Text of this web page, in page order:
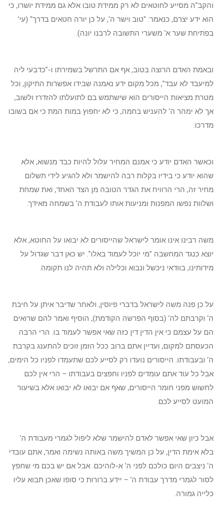
והקב"ה מסייע לחוטאים לא רק ממידת טובו אלא גם ממידת יושרו, כי
הוא ידע יצרם, כנאמר: "טוב וישר ה', על כן יורה חטאים בדרך" (עי'
בפתיחת שער א' משערי התשובה לרבנו יונה).
ובאמת האדם הרוצה בטוב, אף אם התרשל בשמירתו ו-"כדבעי ליה
למיעבד לא עבד", מכל מקום ידע נאמנה שבידו אפשרות התיקון, וכל
מטרת מציאות הייסורים הוא שישתמש בם לתועלתו להזדרז ולשוב,
אך לא ימהר ה' להעניש בחמה, כי לא יחפוץ במות המת כי אם בשובו
מדרכו.
וכאשר האדם יודע כי אמנם המחיר עלול להיות כבד מנשוא, אלא
שהוא יודע כי בידיו בקלות רבה להישמר ולא להגיע לידי תשלום
מחיר זה, הרי הרוויח את הגדר הטובה מן הצד האחד, ואת שמחת
ושלוות נפשו המפנות ומניעות אותו לעבודת ה' בשמחה מאידך.
משה רבינו אינו אומר לישראל שהייסורים לא יבואו על החוטא, אלא
יוצא כנגד המחשבה "מי יוכל לעמוד באלו". יש כאן דבר שגדול על
מידותינו, בוודאי ניכשל ונבוא וכלילה ולא תהיה לנו תקומה.
על כן פנה משה לישראל בדברי פיוסין, ולאחר שדיבר איתן על חיבת
ה' וקרבתם לה' (בסוף הפרשה הקודמת), הוסיף ואמר להם שרואים
הם על עצמם כי אין הדין דין כזה שאי אפשר לעמוד בו. הרי הרבה
הכעסתם למקום, ועדיין אתם ברוב ככל הזמן זוכים להתענג בקרבת
ה' ובעבודתו. הייסורים נועדו רק לסייע לכם שתעמדו לפניו כל הימים,
אבל כל עוד אתם עומדים לפניו וחפצים בעבודתו – הרי אין לכם
לחשוש מפני חומר הייסורים, שאף אם יבואו לא יבואו אלא בשיעור
המועט לסייע לכם.
אבל כיון שאי אפשר לאדם להישמר שלא ליפול לגמרי מעבודת ה'
בלא אימת הדין, על כן המשיך משה באותה נשימה ואמר, אתם עובדי
ה' ניצבים היום כולכם לפני ה' א-לוהיכם. אבל אם יש בכם מי שחפץ
לסור לגמרי מדרך עבודת ה' – יידע ברורות כי סופו שאכן תבוא עליו
כלייה גמורה.